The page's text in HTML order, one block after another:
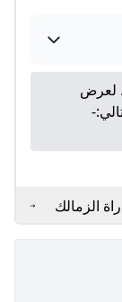
لعرض
-
الزمالك
بالدوري
الناقلة -